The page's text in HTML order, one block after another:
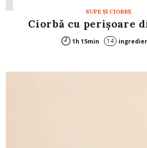
SUPE ŞI CIORBE
Ciorbă cu perişoare
1h 15min 14